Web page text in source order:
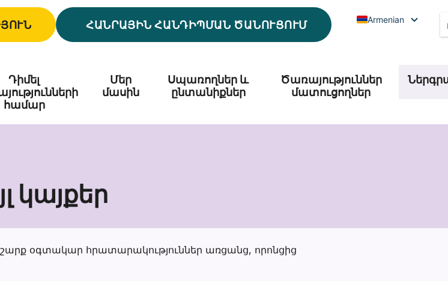
ՀԱՆՐԱՅԻՆ ՀԱՆԴԻՊՄԱՆ ԾԱՆՈՒՑՈՒՄ Armenian
Դիմել
համար
Մեր
մասին
Սպառողներ և
ընտանիքներ
Ծառայություններ
մատուցողներ
կայքեր
Այլ
կայքեր
շարք օգտակար հրատարակություններ առցանց, որոնցից